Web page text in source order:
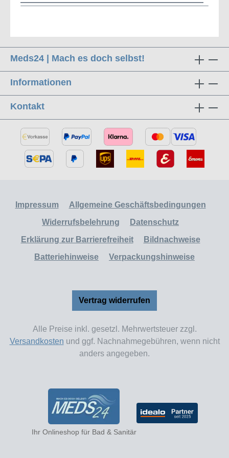
Meds24 | Mach es doch selbst!
Informationen
Kontakt
Impressum
Allgemeine Geschäftsbedingungen
Widerrufsbelehrung
Datenschutz
Erklärung zur Barrierefreiheit
Bildnachweise
Batteriehinweise
Verpackungshinweise
Vertrag widerrufen
Alle Preise inkl. gesetzl. Mehrwertsteuer zzgl.
Versandkosten und ggf. Nachnahmegebühren, wenn nicht
anders angegeben.
Ihr Onlineshop für Bad & Sanitär